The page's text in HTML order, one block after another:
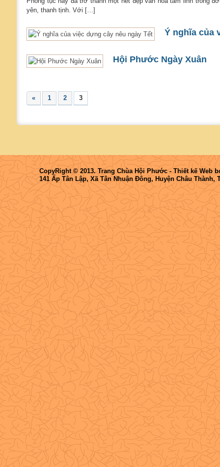
yên, thanh tịnh. Với […]
Ý nghĩa của
Hội Phước Ngày Xuân
« 1 2 3
CopyRight © 2013. Trang Chùa Hội Phước - Thiết kế Web
141 Ấp Tân Lập, Xã Tân Nhuận Đông, Huyện Châu Thành,